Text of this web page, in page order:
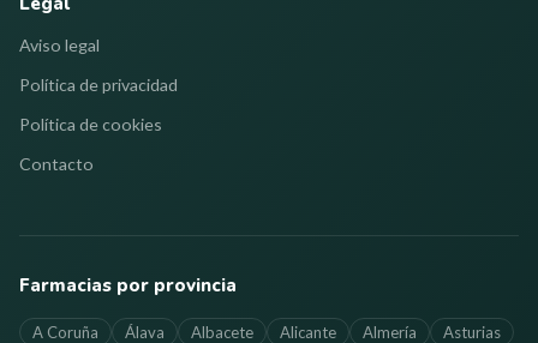
Aviso legal
Política de privacidad
Política de cookies
Contacto
Farmacias por provincia
A Coruña Álava Albacete Alicante Almería
Asturias